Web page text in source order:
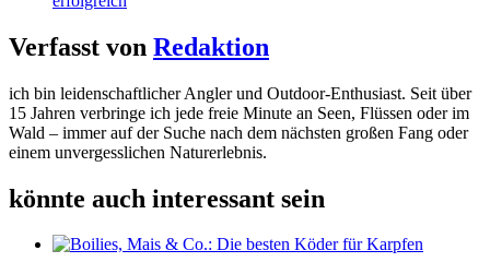
Verfasst von Redaktion
ich bin leidenschaftlicher Angler und Outdoor-Enthusiast. Seit über
15 Jahren verbringe ich jede freie Minute an Seen, Flüssen oder im
Wald – immer auf der Suche nach dem nächsten großen Fang oder
einem unvergesslichen Naturerlebnis.
könnte auch interessant sein